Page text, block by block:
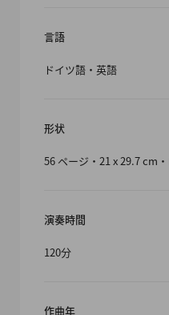
言語
ドイツ語・英語
形状
56 ページ・21 x 29.7 cm
演奏時間
120分
作曲年